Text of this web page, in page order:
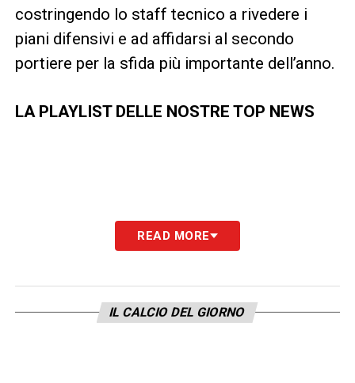
costringendo lo staff tecnico a rivedere i
piani difensivi e ad affidarsi al secondo
portiere per la sfida più importante dell’anno.
LA PLAYLIST DELLE NOSTRE TOP NEWS
READ MORE
IL CALCIO DEL GIORNO